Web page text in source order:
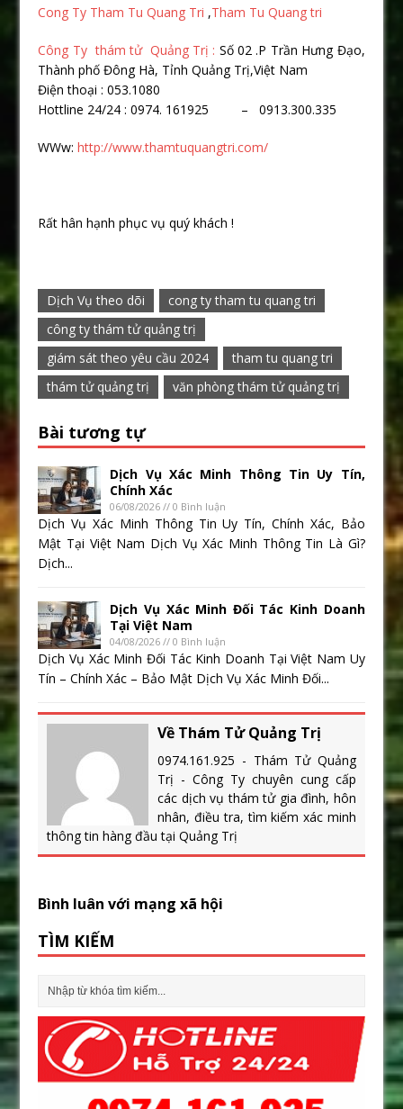
Cong Ty Tham Tu Quang Tri ,Tham Tu Quang tri
Công Ty thám tử Quảng Trị : Số 02 .P Trần Hưng Đạo,
Thành phố Đông Hà, Tỉnh Quảng Trị,Việt Nam
Điện thoại : 053.1080
Hottline 24/24 : 0974. 161925 – 0913.300.335
WWw:http://www.thamtuquangtri.com/
Rất hân hạnh phục vụ quý khách !
Dịch Vụ theo dõi
cong ty tham tu quang tri
công ty thám tử quảng trị
giám sát theo yêu cầu 2024
tham tu quang tri
thám tử quảng trị
văn phòng thám tử quảng trị
Bài tương tự
Dịch Vụ Xác Minh Thông Tin Uy Tín,
Chính Xác
06/08/2026 // 0 Bình luận
Dịch Vụ Xác Minh Thông Tin Uy Tín, Chính Xác, Bảo
Mật Tại Việt Nam Dịch Vụ Xác Minh Thông Tin Là Gì?
Dịch...
Dịch Vụ Xác Minh Đối Tác Kinh Doanh
Tại Việt Nam
04/08/2026 // 0 Bình luận
Dịch Vụ Xác Minh Đối Tác Kinh Doanh Tại Việt Nam Uy
Tín – Chính Xác – Bảo Mật Dịch Vụ Xác Minh Đối...
Về Thám Tử Quảng Trị
0974.161.925 - Thám Tử Quảng
Trị - Công Ty chuyên cung cấp
các dịch vụ thám tử gia đình, hôn
nhân, điều tra, tìm kiếm xác minh
thông tin hàng đầu tại Quảng Trị
Bình luân với mạng xã hội
TÌM KIẾM